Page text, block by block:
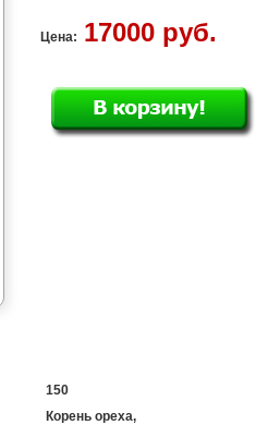
Цена: 17000 руб.
150
Корень ореха,